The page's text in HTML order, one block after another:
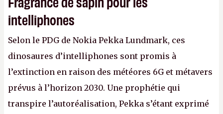
intelliphones
Selon le PDG de Nokia Pekka Lundmark, ces
dinosaures d’intelliphones sont promis à
l’extinction en raison des météores 6G et métavers
prévus à l’horizon 2030. Une prophétie qui
transpire l’autoréalisation, Pekka s’étant exprimé